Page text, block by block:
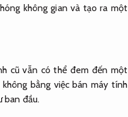
không gian và tạo ra một
cũ vẫn có thể đem đến một
không bằng việc bán máy tính
ban đầu.